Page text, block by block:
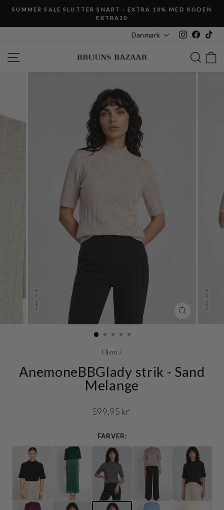
indhold
Pause
slideshow
SUMMER SALE SLUTTER SNART · EXTRA 10% MED KODEN
EXTRA10
Danmark Instagram
SIDE NAVIGATION SØG
Hjem /
AnemoneBBGlady strik - Sand
Melange
Normalpris
599,95 kr
FARVER: